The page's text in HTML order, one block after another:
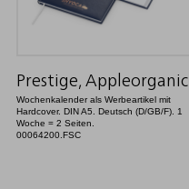
Prestige, Appleorganic
Wochenkalender als Werbeartikel mit
Hardcover. DIN A5. Deutsch (D/GB/F). 1
Woche = 2 Seiten.
00064200.FSC